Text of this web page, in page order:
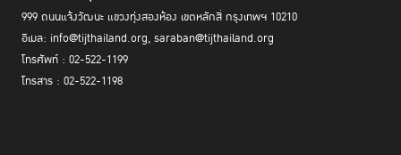
999 ถนนแจ้งวัฒนะ แขวงทุ่งสองห้อง เขตหลักสี่ กรุงเทพฯ 10210
อีเมล: info@tijthailand.org, saraban@tijthailand.org
โทรศัพท์ : 02-522-1199
โทรสาร : 02-522-1198